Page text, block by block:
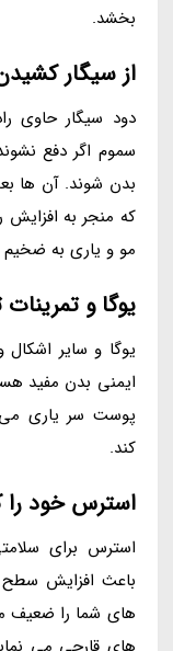
بخشد.
از سیگار
دود سیگار حاوی
سموم اگر دفع
بدن شوند. آن ها
که منجر به
مو و یاری به ضخیم
یوگا و
یوگا و سایر
ایمنی بدن مفید
پوست سر یاری
کند.
استرس خود را
استرس برای
باعث افزایش
های شما را ضعیف